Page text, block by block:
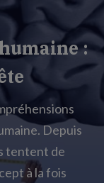
:
Depuis
tentent de
à la fois